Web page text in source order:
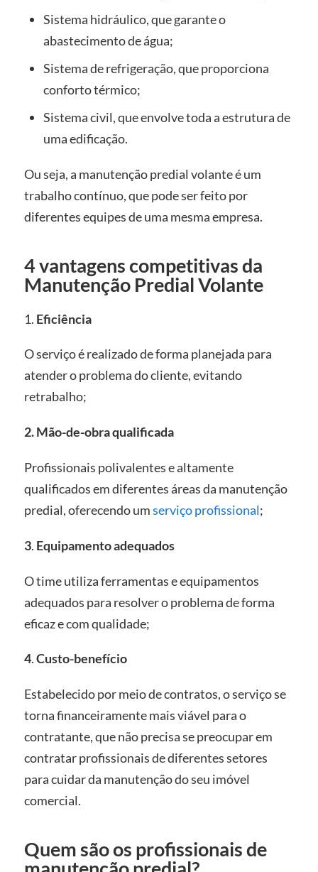
Sistema hidráulico, que garante o
abastecimento de água;
Sistema de refrigeração, que proporciona
conforto térmico;
Sistema civil, que envolve toda a estrutura de
uma edificação.
Ou seja, a manutenção predial volante é um
trabalho contínuo, que pode ser feito por
diferentes equipes de uma mesma empresa.
4 vantagens competitivas da
Manutenção Predial Volante
1. Eficiência
O serviço é realizado de forma planejada para
atender o problema do cliente, evitando
retrabalho;
2. Mão-de-obra qualificada
Profissionais polivalentes e altamente
qualificados em diferentes áreas da manutenção
predial, oferecendo umserviço profissional;
3. Equipamento adequados
O time utiliza ferramentas e equipamentos
adequados para resolver o problema de forma
eficaz e com qualidade;
4.Custo-benefício
Estabelecido por meio de contratos, o serviço se
torna financeiramente mais viável para o
contratante, que não precisa se preocupar em
contratar profissionais de diferentes setores
para cuidar da manutenção do seu imóvel
comercial.
Quem são os profissionais de